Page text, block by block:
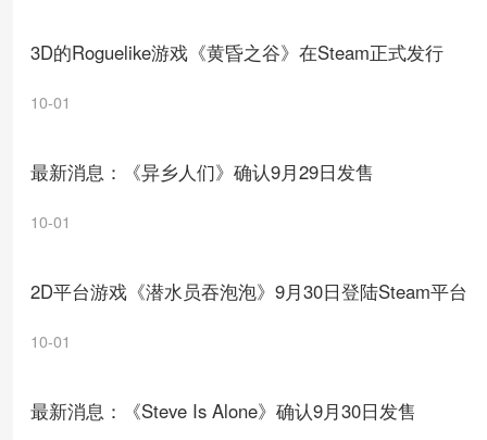
3D的Roguelike游戏《黄昏之谷》在Steam正式发行
10-01
最新消息：《异乡人们》确认9月29日发售
10-01
2D平台游戏《潜水员吞泡泡》9月30日登陆Steam平台
10-01
最新消息：《Steve Is Alone》确认9月30日发售